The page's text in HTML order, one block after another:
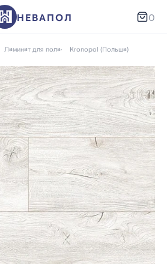
НЕВАПОЛ 0
Ламинат для пола Kronopol (Польша)